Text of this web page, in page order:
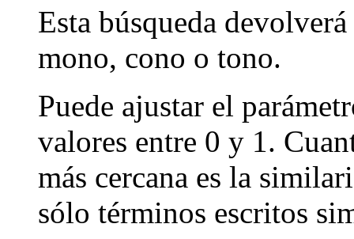
Esta búsqueda
mono, cono o tono.
Puede ajustar el
valores entre 0 y 1.
más cercana es la
sólo términos escritos